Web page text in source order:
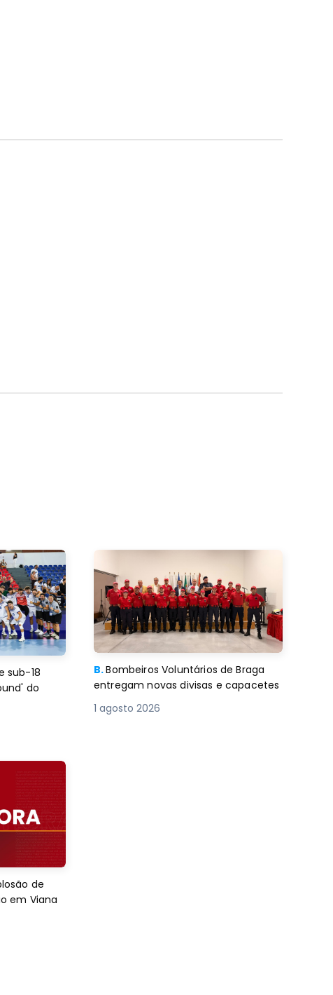
sub-18
do
B.Bombeiros Voluntários de Braga
entregam novas divisas e capacetes
1 agosto 2026
de
em Viana